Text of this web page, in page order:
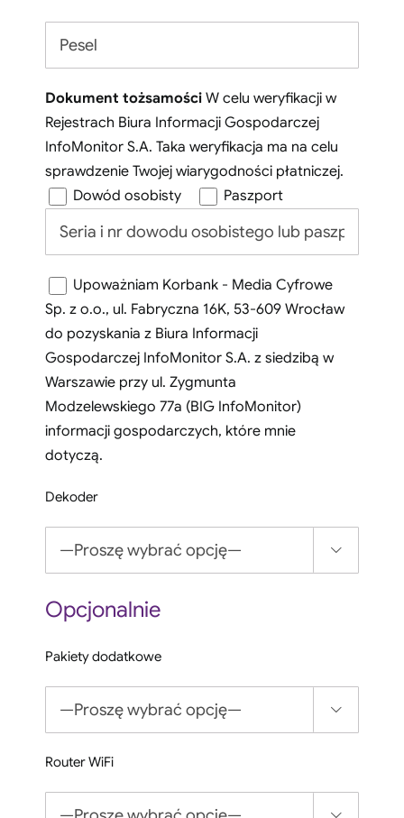
Dokument tożsamości W celu weryfikacji w
Rejestrach Biura Informacji Gospodarczej
InfoMonitor S.A. Taka weryfikacja ma na celu
sprawdzenie Twojej wiarygodności płatniczej.
Dowód osobisty
Paszport
Upoważniam Korbank - Media Cyfrowe
Sp. z o.o., ul. Fabryczna 16K, 53-609 Wrocław
do pozyskania z Biura Informacji
Gospodarczej InfoMonitor S.A. z siedzibą w
Warszawie przy ul. Zygmunta
Modzelewskiego 77a (BIG InfoMonitor)
informacji gospodarczych, które mnie
dotyczą.
Dekoder

Opcjonalnie
Pakiety dodatkowe

Router WiFi